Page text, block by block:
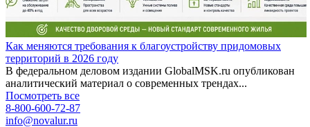
Как меняются требования к благоустройству придомовых
территорий в 2026 году
В федеральном деловом издании GlobalMSK.ru опубликован
аналитический материал о современных трендах...
Посмотреть все
8-800-600-72-87
info@novalur.ru